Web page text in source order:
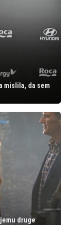
mislila, da sem
druge